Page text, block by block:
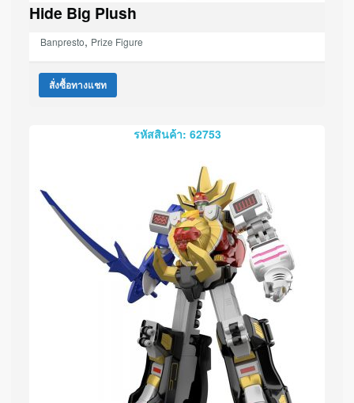
Hide Big Plush
Banpresto, Prize Figure
สั่งซื้อทางแชท
รหัสสินค้า: 62753